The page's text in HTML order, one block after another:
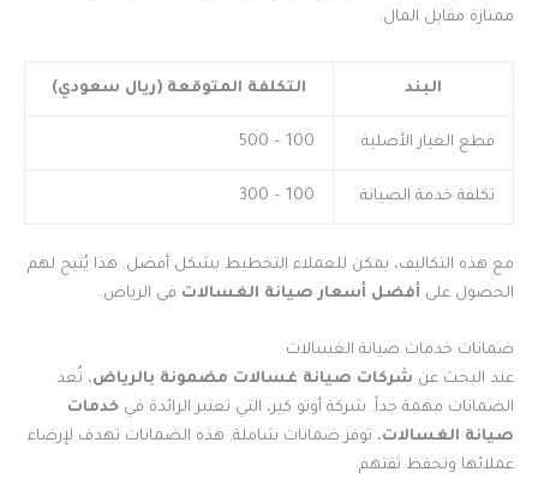
ممتازة مقابل المال.
البند التكلفة المتوقعة (ريال سعودي)
قطع الغيار الأصلية 100 – 500
تكلفة خدمة الصيانة 100 – 300
مع هذه التكاليف، يمكن للعملاء التخطيط بشكل أفضل. هذا يُتيح لهم
الحصول على أفضل أسعار صيانة الغسالات في الرياض.
ضمانات خدمات صيانة الغسالات
عند البحث عن شركات صيانة غسالات مضمونة بالرياض، تُعد
الضمانات مهمة جداً. شركة أوتو كير، التي تعتبر الرائدة في خدمات
صيانة الغسالات، توفر ضمانات شاملة. هذه الضمانات تهدف لإرضاء
عملائها وتحفظ ثقتهم.